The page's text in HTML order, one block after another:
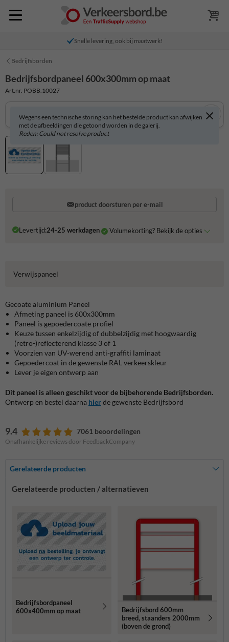
Snelle levering, ook bij maatwerk!
Bedrijfsborden
Bedrijfsbordpaneel 600x300mm op maat
Art.nr. POBB.10027
Wegens een technische storing kan het bestelde product kan afwijken
met de afbeeldingen die getoond worden in de galerij.
Reden: Could not resolve product
product doorsturen per e-mail
Levertijd:24-25 werkdagen Volumekorting? Bekijk de opties
Verwijspaneel
Gecoate aluminium Paneel
Afmeting paneel is 600x300mm
Paneel is gepoedercoate profiel
Keuze tussen enkelzijdig of dubbelzijdig met hoogwaardig
(retro-)reflecterend klasse 3 of 1
Voorzien van UV-werend anti-graffiti laminaat
Gepoedercoat in de gewenste RAL verkeerskleur
Lever je eigen ontwerp aan
Dit paneel is alleen geschikt voor de bijbehorende Bedrijfsborden.
Ontwerp en bestel daarna hierde gewenste Bedrijfsbord
9.4 7061 beoordelingen
Onafhankelijke reviews door FeedbackCompany
Gerelateerde producten
Gerelateerde producten / alternatieven
Bedrijfsbordpaneel
600x400mm op maat
Bedrijfsbord 600mm
breed, staanders 2000mm
(boven de grond)